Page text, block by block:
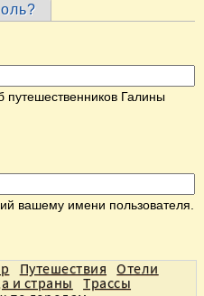
путешественников Галины
вашему имени пользователя.
Путешествия
Отели
и страны
Трассы